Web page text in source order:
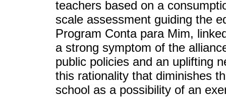
teachers based on a
scale assessment guiding the
Program Conta para Mim,
a strong symptom of the
public policies and an uplifting
this rationality that diminishes
school as a possibility of an